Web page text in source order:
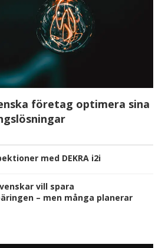
företag optimera sina
med DEKRA i2i
vill spara
– men många planerar